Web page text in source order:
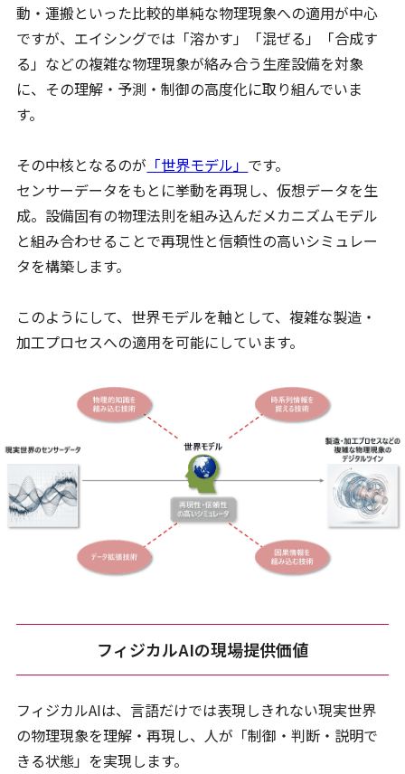
動・運搬といった比較的単純な物理現象への適用が中心
ですが、エイシングでは「溶かす」「混ぜる」「合成す
る」などの複雑な物理現象が絡み合う生産設備を対象
に、その理解・予測・制御の高度化に取り組んでいま
す。
その中核となるのが 「世界モデル」 です。
センサーデータをもとに挙動を再現し、仮想データを生
成。設備固有の物理法則を組み込んだメカニズムモデル
と組み合わせることで再現性と信頼性の高いシミュレー
タを構築します。
このようにして、世界モデルを軸として、複雑な製造・
加工プロセスへの適用を可能にしています。
フィジカルAIの現場提供価値
フィジカルAIは、言語だけでは表現しきれない現実世界
の物理現象を理解・再現し、人が「制御・判断・説明で
きる状態」を実現します。